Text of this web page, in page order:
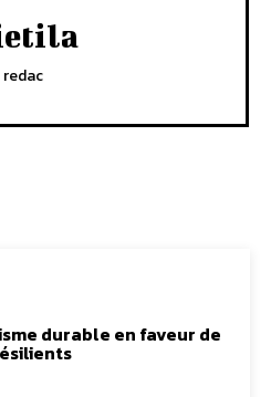
redac
durable en faveur de